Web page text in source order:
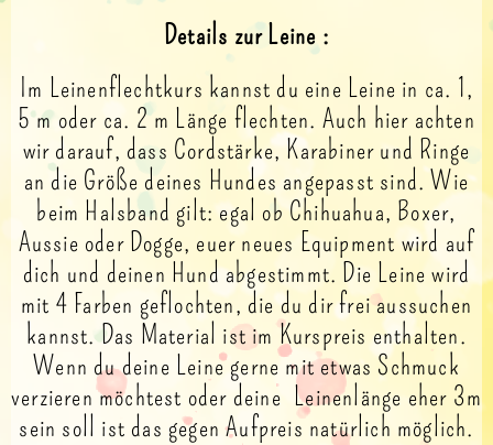
Details zur Leine :
Im Leinenflechtkurs kannst du eine Leine in ca. 1,
5 m oder ca. 2 m Länge flechten. Auch hier achten
wir darauf, dass Cordstärke, Karabiner und Ringe
an die Größe deines Hundes angepasst sind. Wie
beim Halsband gilt: egal ob Chihuahua, Boxer,
Aussie oder Dogge, euer neues Equipment wird auf
dich und deinen Hund abgestimmt. Die Leine wird
mit 4 Farben geflochten, die du dir frei aussuchen
kannst. Das Material ist im Kurspreis enthalten.
Wenn du deine Leine gerne mit etwas Schmuck
verzieren möchtest oder deine Leinenlänge eher 3m
sein soll ist das gegen Aufpreis natürlich möglich.